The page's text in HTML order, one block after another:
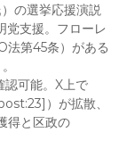
の選挙応援演説
党支援。フローレ
法第45条）がある
可能。X上で
）が拡散、
得と区政の